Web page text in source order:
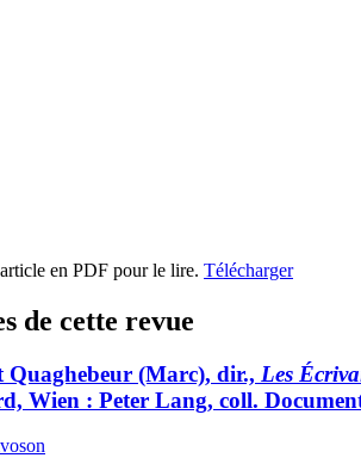
en PDF pour le lire. Télécharger
de cette revue
Quaghebeur (Marc), dir., Les
Wien : Peter Lang, coll.